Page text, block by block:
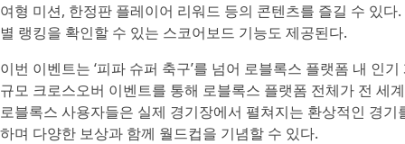
여형 미션, 한정판 플레이어 리워드 등의 콘텐츠를 즐길 수 있
별 랭킹을 확인할 수 있는 스코어보드 기능도 제공된다.
이번 이벤트는 ‘피파 슈퍼 축구’를 넘어 로블록스 플랫폼 내 인
규모 크로스오버 이벤트를 통해 로블록스 플랫폼 전체가 전 세
로블록스 사용자들은 실제 경기장에서 펼쳐지는 환상적인 경
하며 다양한 보상과 함께 월드컵을 기념할 수 있다.